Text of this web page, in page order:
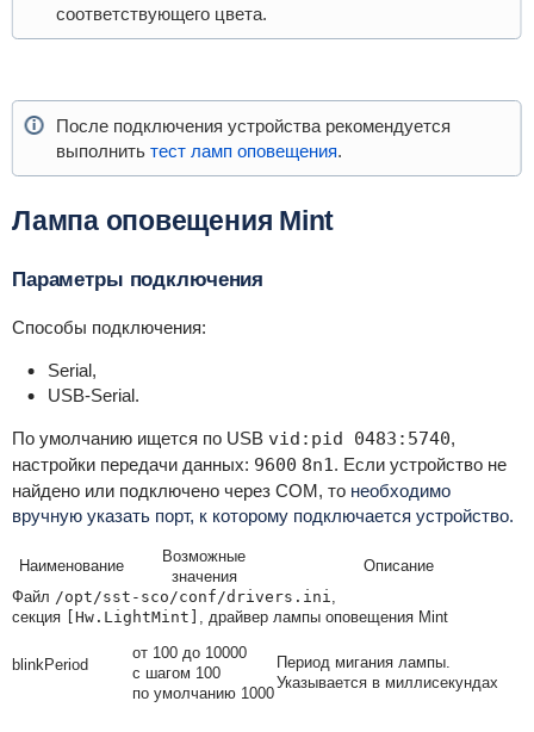
соответствующего цвета.
После подключения устройства рекомендуется
выполнить тест ламп оповещения.
Лампа оповещения Mint
Параметры подключения
Способы подключения:
Serial,
USB-Serial.
По умолчанию ищется по USB vid:pid 0483:5740,
настройки передачи данных: 9600 8n1. Если устройство не
найдено или подключено через COM, то необходимо
вручную указать порт, к которому подключается устройство.
Наименование
Возможные
значения
Описание
Файл /opt/sst-sco/conf/drivers.ini,
секция
[Hw.LightMint] , драйвер лампы оповещения Mint
blinkPeriod
от 100 до 10000
с шагом 100
по умолчанию 1000
Период мигания лампы.
Указывается в миллисекундах